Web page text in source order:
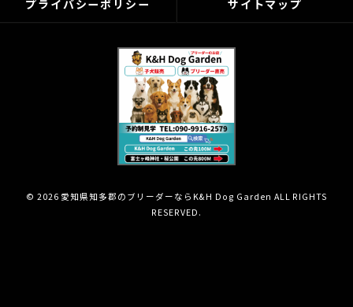
プライバシーポリシー サイトマップ
© 2026 愛知県知多郡のブリーダーならK&H Dog Garden ALL RIGHTS
RESERVED.